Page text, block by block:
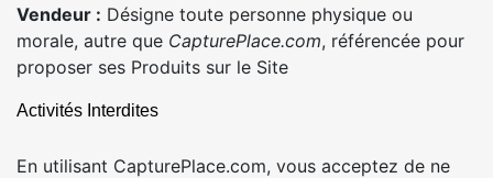
Vendeur : Désigne toute personne physique ou
morale, autre que CapturePlace.com, référencée pour
proposer ses Produits sur le Site
Activités Interdites
En utilisant CapturePlace.com, vous acceptez de ne